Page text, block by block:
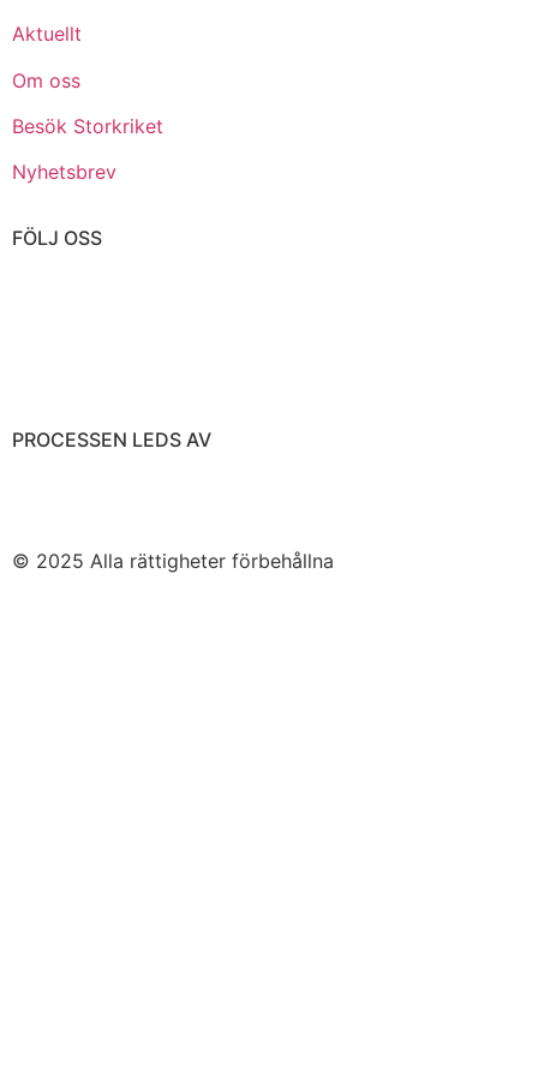
Aktuellt
Om oss
Besök Storkriket
Nyhetsbrev
FÖLJ OSS
PROCESSEN LEDS AV
© 2025 Alla rättigheter förbehållna